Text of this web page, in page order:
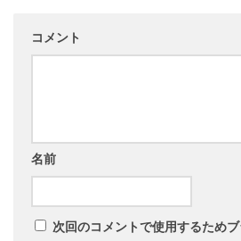
コメント
名前
次回のコメントで使用するため